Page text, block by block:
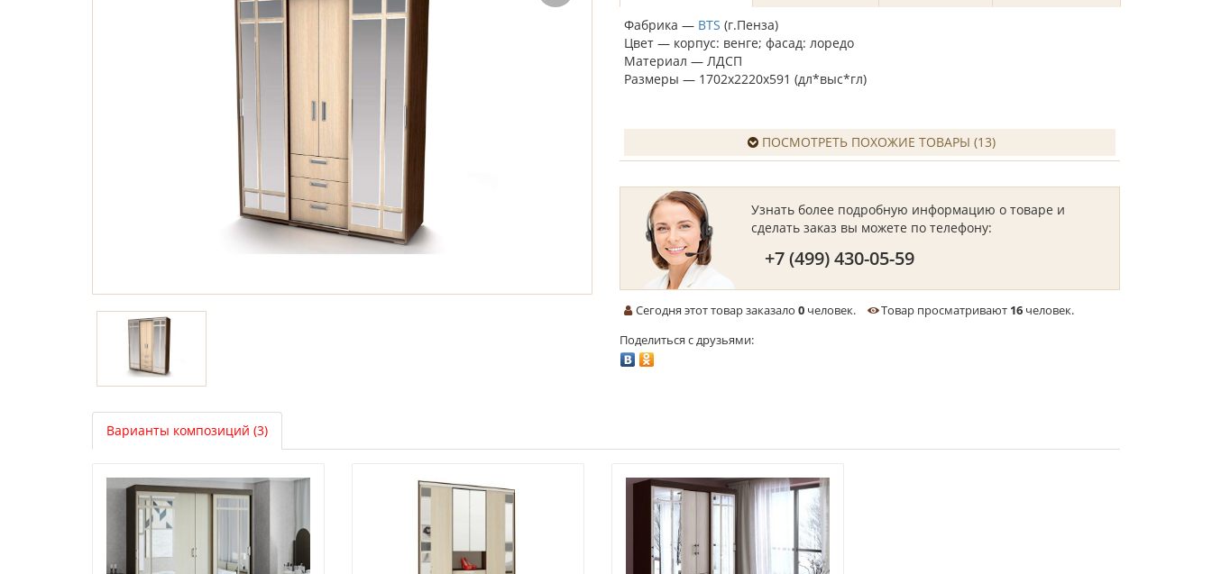
Фабрика — BTS (г.Пенза)
Цвет — корпус: венге; фасад: лоредо
Материал — ЛДСП
Размеры — 1702х2220х591 (дл*выс*гл)
ПОСМОТРЕТЬ ПОХОЖИЕ ТОВАРЫ (13)
Узнать более подробную информацию о товаре и
сделать заказ вы можете по телефону:
+7 (499) 430-05-59
Сегодня этот товар заказало0 человек. Товар просматривают 16 человек.
Поделиться с друзьями:
Варианты композиций (3)